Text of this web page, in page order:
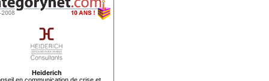
Heiderich